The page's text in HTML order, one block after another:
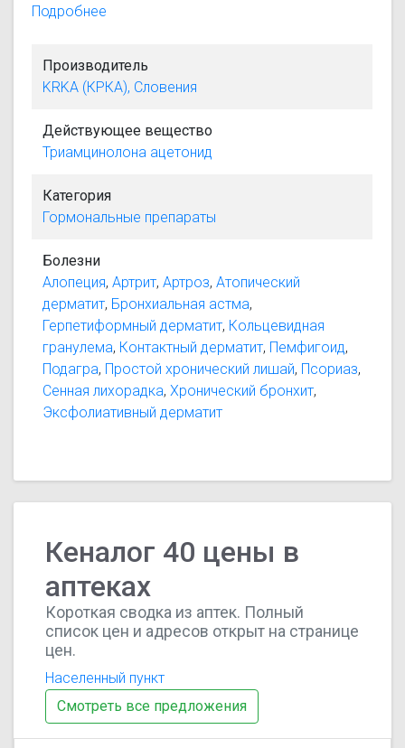
бронхиальная астма, хронический спастический
заболевания и контактные дерматиты,
характеризующиеся зудом, шелушением или
дерматиты, пемфигоид, псориаз, герпетиформный
дерматит, атопический, эксфолиативный и
Внутрисуставное введение: — после системного
применения, для остаточных воспалительных
суставов; — при экссудативном артрите, подагре и
ложной подагре; — при активных формах
артрозов; — при водянке суставов; — при блокаде
плечевого сустава в результате сморщивания
суставной сумки; — дополнительно при
внутрисуставных инъекциях радионуклидов или
химических веществ и при хронических
Подробнее
Производитель
KRKA (КРКА), Словения
Действующее вещество
Триамцинолона ацетонид
Категория
Гормональные препараты
Болезни
Алопеция,Артрит,Артроз,Атопический
дерматит, Бронхиальная астма,
Герпетиформный дерматит, Кольцевидная
гранулема, Контактный дерматит, Пемфигоид,
Подагра, Простой хронический лишай, Псориаз,
Сенная лихорадка,Хронический бронхит,
Эксфолиативный дерматит
Кеналог 40 цены в
аптеках
Короткая сводка из аптек. Полный
список цен и адресов открыт на странице
цен.
Населенный пункт
Смотреть все предложения